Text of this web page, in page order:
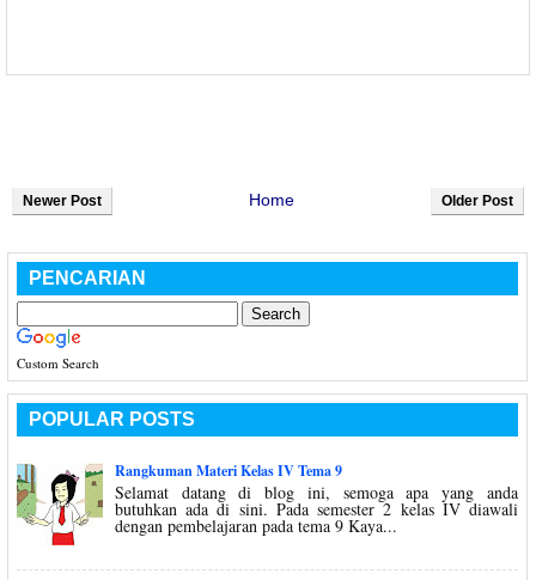
Newer Post Older Post
Home
PENCARIAN
Custom Search
POPULAR POSTS
Rangkuman Materi Kelas IV Tema 9
Selamat datang di blog ini, semoga apa yang anda
butuhkan ada di sini. Pada semester 2 kelas IV diawali
dengan pembelajaran pada tema 9 Kaya...